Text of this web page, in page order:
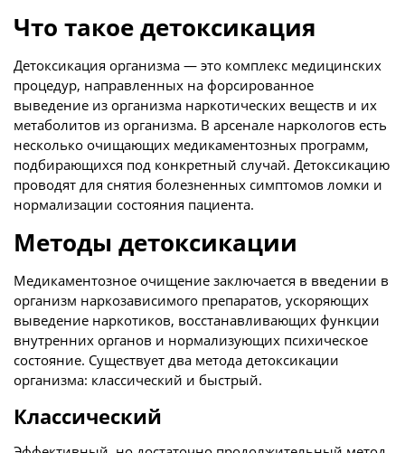
Что такое детоксикация
Детоксикация организма — это комплекс медицинских
процедур, направленных на форсированное
выведение из организма наркотических веществ и их
метаболитов из организма. В арсенале наркологов есть
несколько очищающих медикаментозных программ,
подбирающихся под конкретный случай. Детоксикацию
проводят для снятия болезненных симптомов ломки и
нормализации состояния пациента.
Методы детоксикации
Медикаментозное очищение заключается в введении в
организм наркозависимого препаратов, ускоряющих
выведение наркотиков, восстанавливающих функции
внутренних органов и нормализующих психическое
состояние. Существует два метода детоксикации
организма: классический и быстрый.
Классический